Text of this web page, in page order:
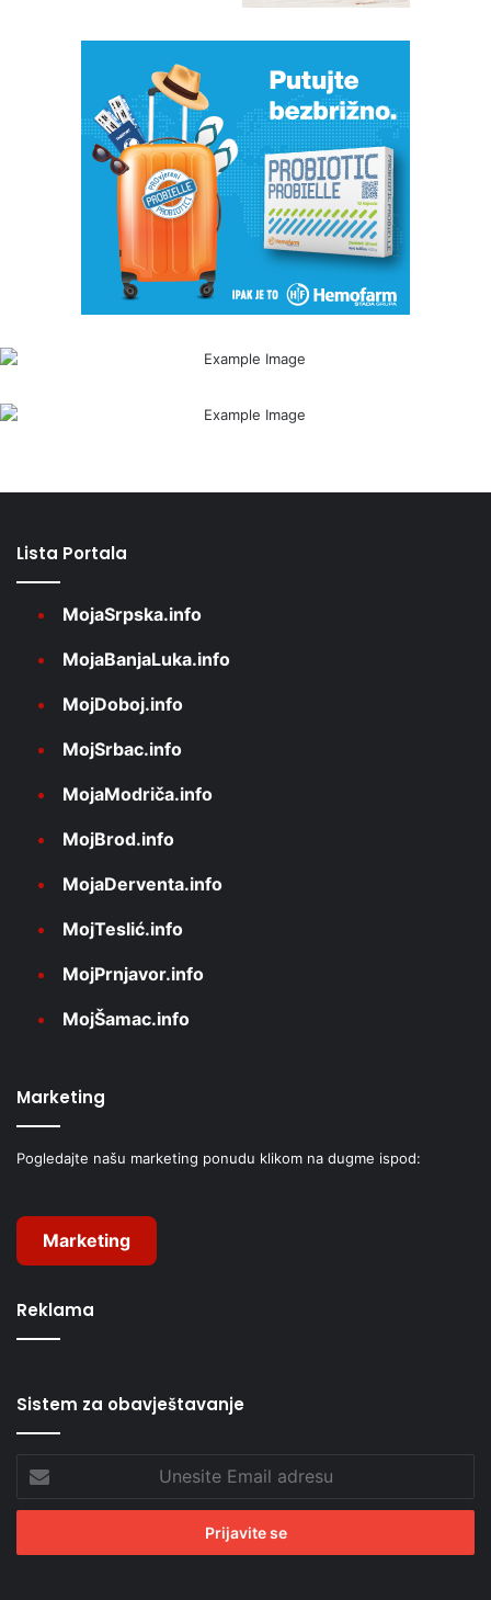
Lista Portala
MojaSrpska.info
MojaBanjaLuka.info
MojDoboj.info
MojSrbac.info
MojaModriča.info
MojBrod.info
MojaDerventa.info
MojTeslić.info
MojPrnjavor.info
MojŠamac.info
Marketing
Pogledajte našu marketing ponudu klikom na dugme ispod:
Marketing
Reklama
Sistem za obavještavanje
Email
adresu